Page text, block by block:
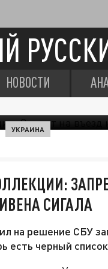
НОВОСТИ
УКРАИНА
СИГАЛА
на решение СБУ
есть черный список